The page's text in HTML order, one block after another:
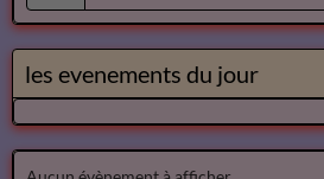
les evenements du jour